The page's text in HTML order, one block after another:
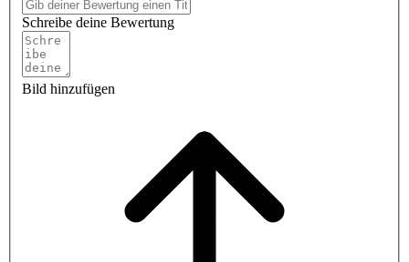
Schreibe deine Bewertung
Bild hinzufügen